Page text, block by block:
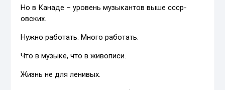
Но в Канаде – уровень музыкантов выше ссср-
овских.
Нужно работать. Много работать.
Что в музыке, что в живописи.
Жизнь не для ленивых.